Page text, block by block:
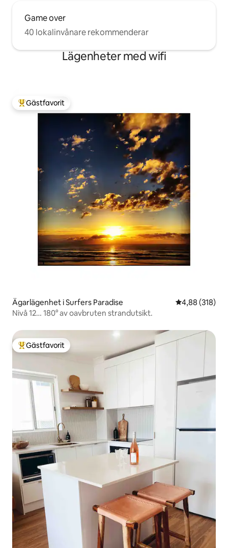
Game over
40 lokalinvånare rekommenderar
Lägenheter med wifi
Populär gästfavorit
Gästfavorit
Ägarlägenhet i Surfers Paradise 4,88 av 5 i
4,88 (318)
Nivå 12… 180° av oavbruten strandutsikt.
Populär gästfavorit
Gästfavorit